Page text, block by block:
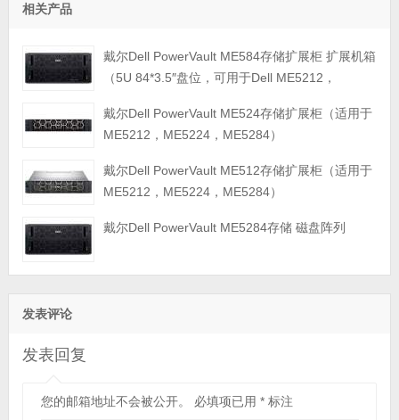
相关产品
戴尔Dell PowerVault ME584存储扩展柜 扩展机箱
（5U 84*3.5″盘位，可用于Dell ME5212，
戴尔Dell PowerVault ME524存储扩展柜（适用于
ME5212，ME5224，ME5284）
戴尔Dell PowerVault ME512存储扩展柜（适用于
ME5212，ME5224，ME5284）
戴尔Dell PowerVault ME5284存储 磁盘阵列
发表评论
发表回复
您的邮箱地址不会被公开。 必填项已用 *标注